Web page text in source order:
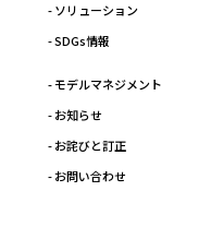
- ソリューション
- SDGs情報
- モデルマネジメント
- お知らせ
- お詫びと訂正
- お問い合わせ